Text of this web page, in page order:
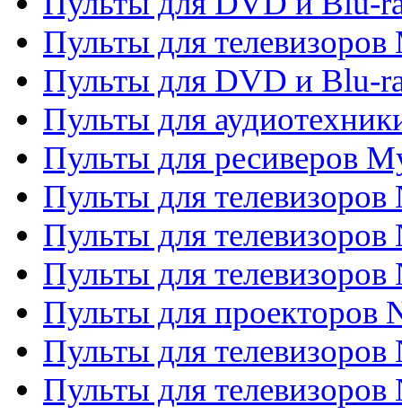
Пульты для телевизоров
Пульты для DVD и Blu-
Пульты для
Пульты для ресиверов
Пульты для телевизоров
Пульты для телевизоров
Пульты для телевизоров
Пульты для проекторов
Пульты для телевизоров
Пульты для телевизоров